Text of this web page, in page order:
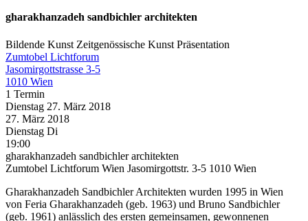
gharakhanzadeh sandbichler architekten
Bildende Kunst Zeitgenössische Kunst Präsentation
Zumtobel Lichtforum
Jasomirgottstrasse 3-5
1010 Wien
1 Termin
Dienstag 27. März 2018
27. März 2018
Dienstag Di
19:00
gharakhanzadeh sandbichler architekten
Zumtobel Lichtforum Wien Jasomirgottstr. 3-5 1010 Wien
Gharakhanzadeh Sandbichler Architekten wurden 1995 in Wien
von Feria Gharakhanzadeh (geb. 1963) und Bruno Sandbichler
(geb. 1961) anlässlich des ersten gemeinsamen, gewonnenen